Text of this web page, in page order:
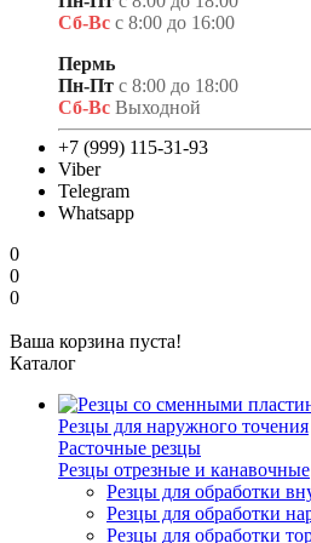
Сб-Вс с 8:00 до 16:00
Пермь
Пн-Пт с 8:00 до 18:00
Сб-Вс Выходной
+7 (999) 115-31-93
Viber
Telegram
Whatsapp
0
0
0
Ваша корзина пуста!
Каталог
Резцы для наружного точения
Расточные резцы
Резцы отрезные и канавочные
Резцы для обработки
Резцы для обработки
Резцы для обработки